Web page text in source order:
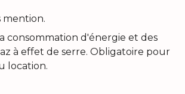
mention.
consommation d'énergie et des
à effet de serre. Obligatoire pour
location.